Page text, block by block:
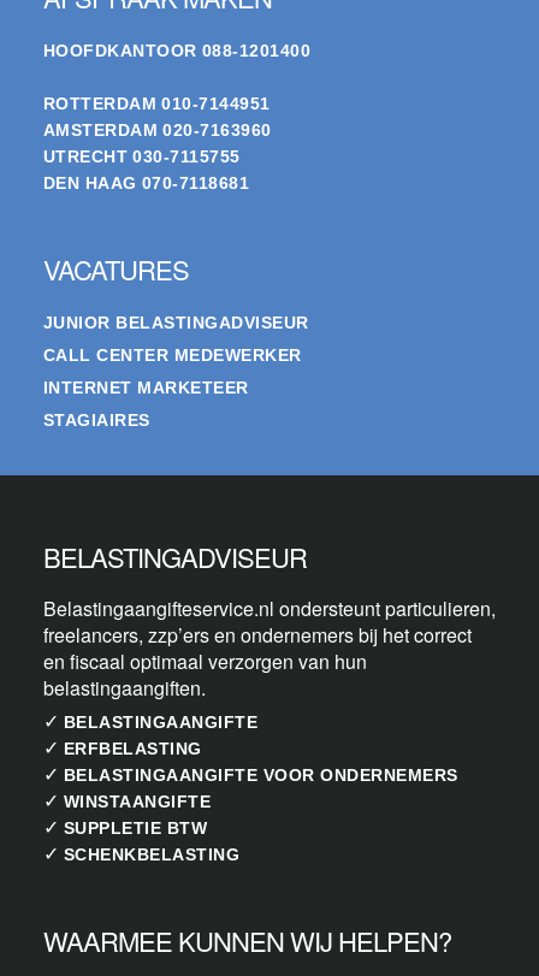
HOOFDKANTOOR 088-1201400
ROTTERDAM 010-7144951
AMSTERDAM 020-7163960
UTRECHT 030-7115755
DEN HAAG 070-7118681
VACATURES
JUNIOR BELASTINGADVISEUR
CALL CENTER MEDEWERKER
INTERNET MARKETEER
STAGIAIRES
BELASTINGADVISEUR
Belastingaangifteservice.nl ondersteunt particulieren,
freelancers, zzp’ers en ondernemers bij het correct
en fiscaal optimaal verzorgen van hun
belastingaangiften.
✓ BELASTINGAANGIFTE
✓ ERFBELASTING
✓ BELASTINGAANGIFTE VOOR ONDERNEMERS
✓ WINSTAANGIFTE
✓ SUPPLETIE BTW
✓ SCHENKBELASTING
WAARMEE KUNNEN WIJ HELPEN?